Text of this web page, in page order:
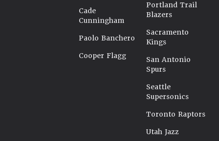
Cade
Cunningham
Paolo Banchero
Cooper Flagg
Portland Trail
Blazers
Sacramento
Kings
San Antonio
Spurs
Seattle
Supersonics
Toronto Raptors
Utah Jazz